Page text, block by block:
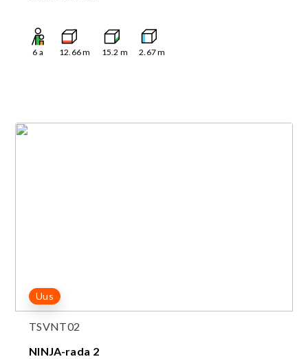
6 a 12.66m 15.2 m 2.67m
Uus
TSVNT02
NINJA-rada 2